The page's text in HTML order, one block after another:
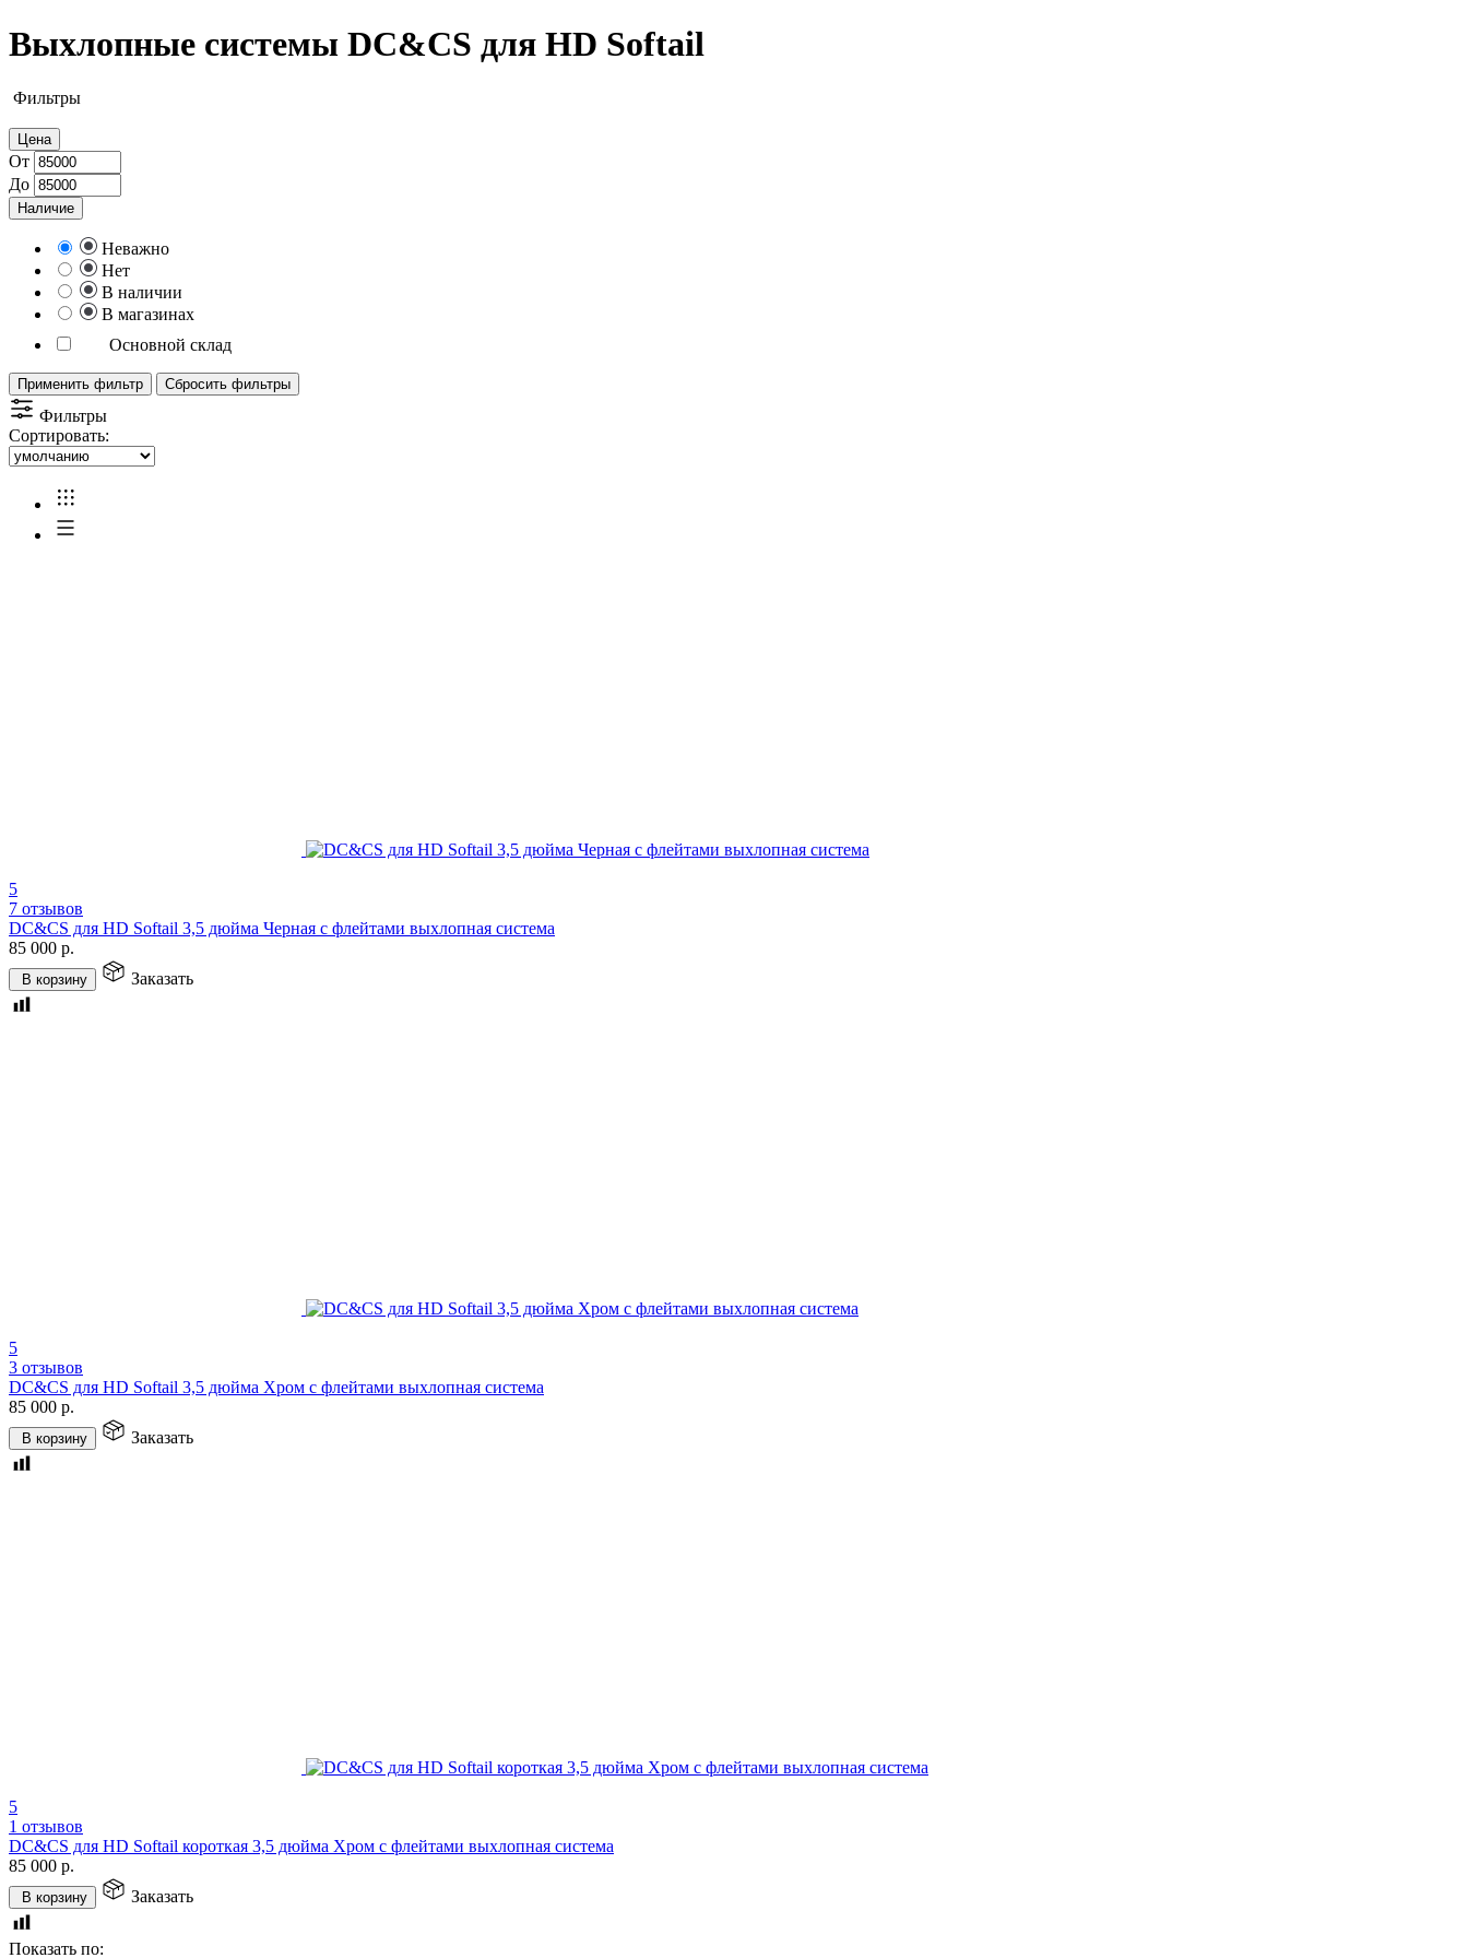
Выхлопные системы DC&CS для HD Softail
Фильтры
Цена
От
До
Наличие
Неважно
Нет
В наличии
В магазинах
Основной склад
Применить фильтр Сбросить фильтры
Фильтры
Сортировать:
5
7 отзывов
DC&CS для HD Softail 3,5 дюйма Черная с флейтами выхлопная система
85 000 р.
В корзину Заказать
5
3 отзывов
DC&CS для HD Softail 3,5 дюйма Хром с флейтами выхлопная система
85 000 р.
В корзину Заказать
5
1 отзывов
DC&CS для HD Softail короткая 3,5 дюйма Хром с флейтами выхлопная система
85 000 р.
В корзину Заказать
Показать по: